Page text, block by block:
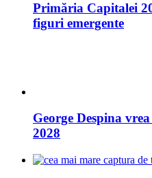
Primăria Capitalei
figuri emergente
George Despina
2028